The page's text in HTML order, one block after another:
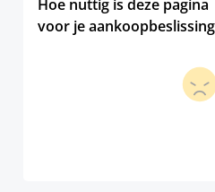
Hoe nuttig is deze pagina
voor je